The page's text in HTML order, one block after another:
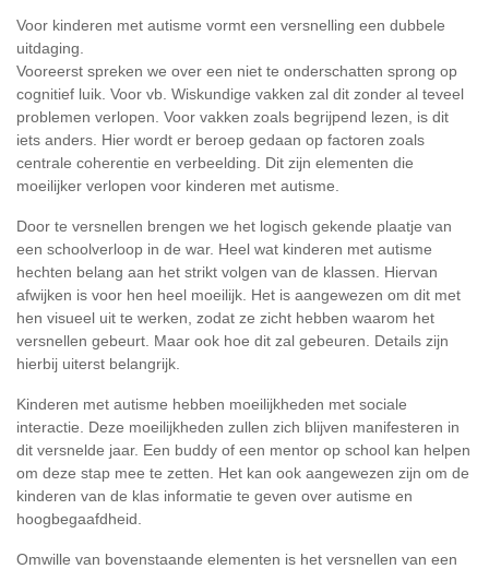
Voor kinderen met autisme vormt een versnelling een dubbele
uitdaging.
Vooreerst spreken we over een niet te onderschatten sprong op
cognitief luik. Voor vb. Wiskundige vakken zal dit zonder al teveel
problemen verlopen. Voor vakken zoals begrijpend lezen, is dit
iets anders. Hier wordt er beroep gedaan op factoren zoals
centrale coherentie en verbeelding. Dit zijn elementen die
moeilijker verlopen voor kinderen met autisme.
Door te versnellen brengen we het logisch gekende plaatje van
een schoolverloop in de war. Heel wat kinderen met autisme
hechten belang aan het strikt volgen van de klassen. Hiervan
afwijken is voor hen heel moeilijk. Het is aangewezen om dit met
hen visueel uit te werken, zodat ze zicht hebben waarom het
versnellen gebeurt. Maar ook hoe dit zal gebeuren. Details zijn
hierbij uiterst belangrijk.
Kinderen met autisme hebben moeilijkheden met sociale
interactie. Deze moeilijkheden zullen zich blijven manifesteren in
dit versnelde jaar. Een buddy of een mentor op school kan helpen
om deze stap mee te zetten. Het kan ook aangewezen zijn om de
kinderen van de klas informatie te geven over autisme en
hoogbegaafdheid.
Omwille van bovenstaande elementen is het versnellen van een